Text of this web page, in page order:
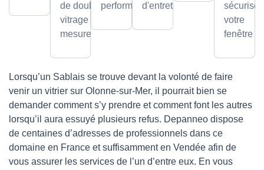
de double
vitrage sur
mesure.
performance.d'entretien.
sécuriser
votre
fenêtre
Lorsqu’un Sablais se trouve devant la volonté de faire
venir un vitrier sur Olonne-sur-Mer, il pourrait bien se
demander comment s’y prendre et comment font les autres
lorsqu’il aura essuyé plusieurs refus. Depanneo dispose
de centaines d’adresses de professionnels dans ce
domaine en France et suffisamment en Vendée afin de
vous assurer les services de l’un d’entre eux. En vous